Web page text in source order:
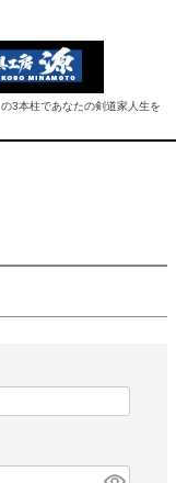
3本柱であなたの剣道家人生を